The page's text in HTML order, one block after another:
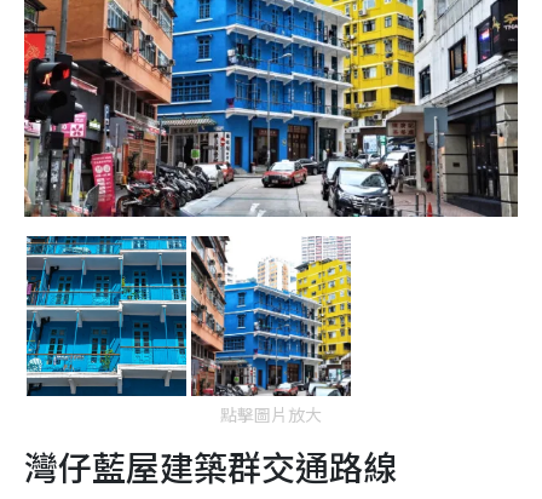
點擊圖片放大
灣仔藍屋建築群交通路線